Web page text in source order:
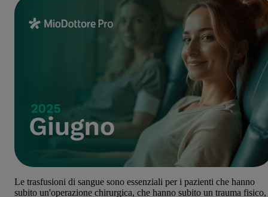
Le trasfusioni di sangue sono essenziali per i pazienti che hanno
subito un'operazione chirurgica, che hanno subito un trauma fisico,